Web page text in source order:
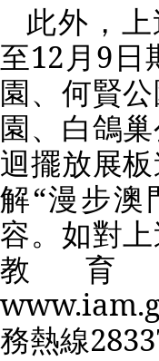
此外，
至12月 9日
園、何賢
園、白鴿
迴擺放展
解“漫步澳
容。如對
教
務熱線